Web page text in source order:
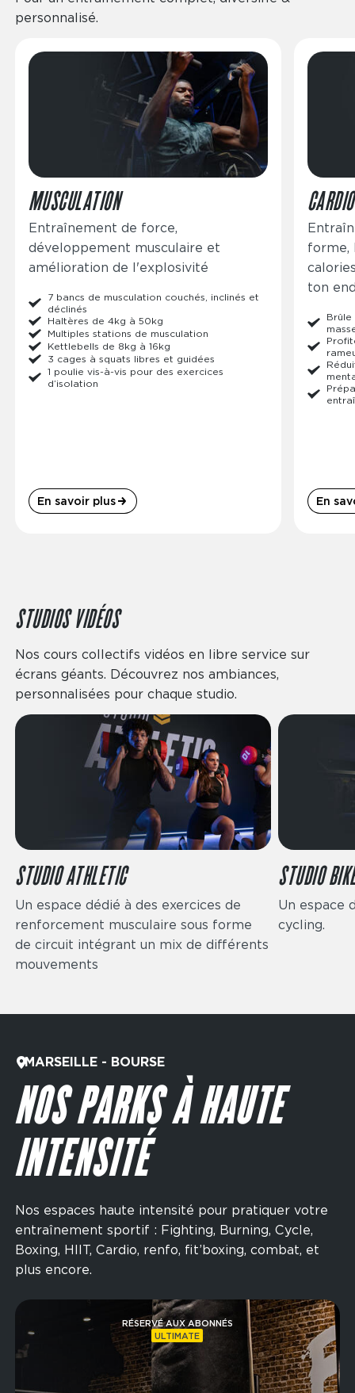
personnalisé.
Image
MUSCULATION
Entraînement de force,
développement musculaire et
amélioration de l'explosivité
7 bancs de musculation couchés, inclinés et
déclinés
Haltères de 4kg à 50kg
Multiples stations de musculation
Kettlebells de 8kg à 16kg
3 cages à squats libres et guidées
1 poulie vis-à-vis pour des exercices
d’isolation
En savoir plus
Image
forme,
ton
En
STUDIOS VIDÉOS
Nos cours collectifs vidéos en libre service sur
écrans géants. Découvrez nos ambiances,
personnalisées pour chaque studio.
STUDIO ATHLETIC
Un espace dédié à des exercices de
renforcement musculaire sous forme
de circuit intégrant un mix de différents
mouvements
STUDIO
Un espace
cycling.
MARSEILLE - BOURSE
NOS PARKS À HAUTE
INTENSITÉ
Nos espaces haute intensité pour pratiquer votre
entraînement sportif : Fighting, Burning, Cycle,
Boxing, HIIT, Cardio, renfo, fit’boxing, combat, et
plus encore.
RÉSERVÉ AUX ABONNÉS
ULTIMATE
Image